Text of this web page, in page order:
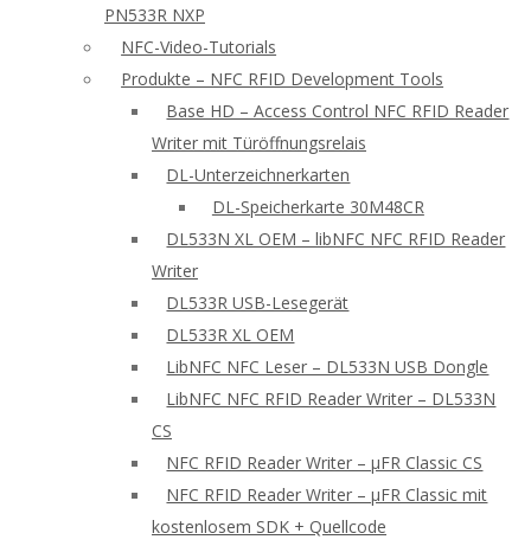
PN533R NXP
NFC-Video-Tutorials
Produkte – NFC RFID Development Tools
Base HD – Access Control NFC RFID Reader
Writer mit Türöffnungsrelais
DL-Unterzeichnerkarten
DL-Speicherkarte 30M48CR
DL533N XL OEM – libNFC NFC RFID Reader
Writer
DL533R USB-Lesegerät
DL533R XL OEM
LibNFC NFC Leser – DL533N USB Dongle
LibNFC NFC RFID Reader Writer – DL533N
CS
NFC RFID Reader Writer – μFR Classic CS
NFC RFID Reader Writer – μFR Classic mit
kostenlosem SDK + Quellcode